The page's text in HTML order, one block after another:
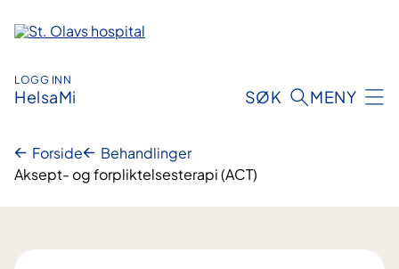
innhold
LOGG INN
HelsaMi SØK MENY
Forside
Behandlinger
Aksept- og forpliktelsesterapi (ACT)